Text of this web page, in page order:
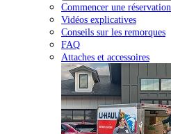
Commencer une réservation
Vidéos explicatives
Conseils sur les remorques
FAQ
Attaches et accessoires